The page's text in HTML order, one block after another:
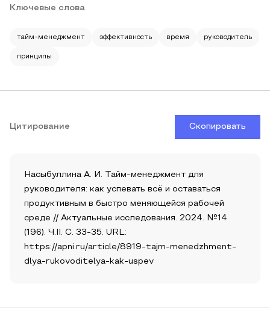
Ключевые слова
тайм-менеджмент эффективность время руководитель
принципы
Цитирование Скопировать
Насыбуллина А. И. Тайм-менеджмент для
руководителя: как успевать всё и оставаться
продуктивным в быстро меняющейся рабочей
среде // Актуальные исследования. 2024. №14
(196). Ч.II. С. 33-35. URL:
https://apni.ru/article/8919-tajm-menedzhment-
dlya-rukovoditelya-kak-uspev